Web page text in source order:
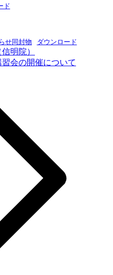
ド
せ同封物 ダウンロード
明院）
会の開催について